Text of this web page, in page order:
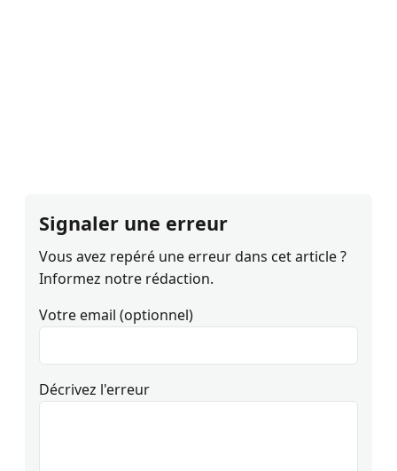
Signaler une erreur
Vous avez repéré une erreur dans cet article ?
Informez notre rédaction.
Votre email (optionnel)
Décrivez l'erreur